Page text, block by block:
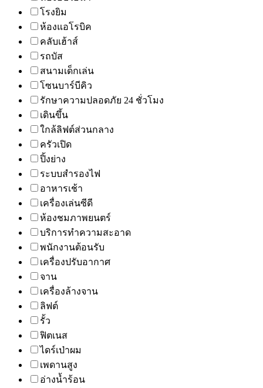
โรงยิม
ห้องแอโรบิค
คลับเฮ้าส์
รถบัส
สนามเด็กเล่น
โซนบาร์บีคิว
รักษาความปลอดภัย 24 ชั่วโมง
เดินขึ้น
ใกล้ลิฟต์ส่วนกลาง
ครัวเปิด
ปิ้งย่าง
ระบบสำรองไฟ
อาหารเช้า
เครื่องเล่นซีดี
ห้องชมภาพยนตร์
บริการทำความสะอาด
พนักงานต้อนรับ
เครื่องปรับอากาศ
จาน
เครื่องล้างจาน
ลิฟต์
รั้ว
ฟิตเนส
ไดร์เป่าผม
เพดานสูง
อ่างน้ำร้อน